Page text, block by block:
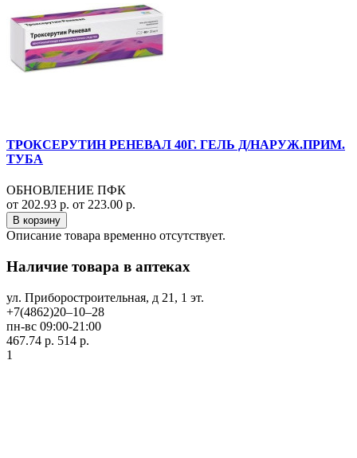
ТРОКСЕРУТИН РЕНЕВАЛ 40Г. ГЕЛЬ Д/НАРУЖ.ПРИМ.
ТУБА
ОБНОВЛЕНИЕ ПФК
от 202.93 р. от 223.00 р.
В корзину
Описание товара временно отсутствует.
Наличие товара в аптеках
ул. Приборостроительная, д 21, 1 эт.
+7(4862)20‒10‒28
пн-вс 09:00-21:00
467.74 р. 514 р.
1